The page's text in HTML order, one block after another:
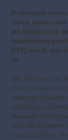
Modetrends
immer wieder
der Baubranche
Investitionen
(VFF) verrät, was
ist.
„Mit Fenstern und
Optisch verändern
modernen
vielfältiger und
auch die Sicherheit
Geschäftsführer